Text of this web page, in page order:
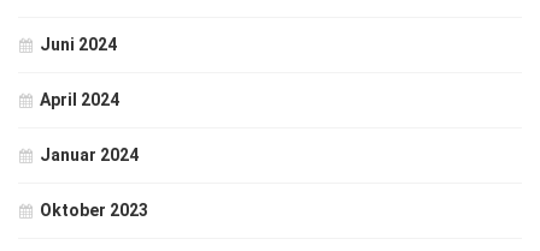
Juni 2024
April 2024
Januar 2024
Oktober 2023